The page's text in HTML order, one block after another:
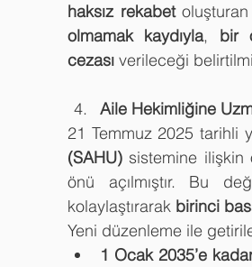
haksız rekabet oluşturan
olmamak kaydıyla, bir
cezası verileceği
Aile Hekimliğine
21 Temmuz 2025 tarihli
(SAHU) sistemine ilişkin
önü açılmıştır. Bu
kolaylaştırarak birinci
Yeni düzenleme ile
1 Ocak 2035’e